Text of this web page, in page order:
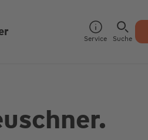
Service Suche